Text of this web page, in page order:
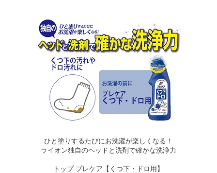
ひと塗りするたびにお洗濯が楽しくなる！
ライオン独自のヘッドと洗剤で確かな洗浄力
トップ プレケア【くつ下・ドロ用】